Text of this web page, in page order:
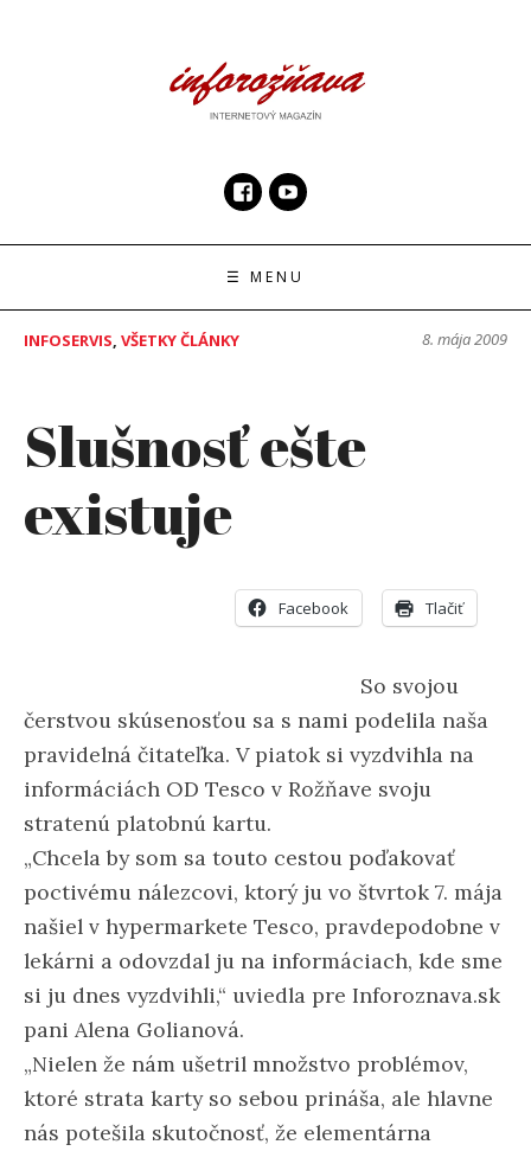
☰ MENU
INFOSERVIS, VŠETKY ČLÁNKY 8. mája 2009
Slušnosť ešte
existuje
Facebook Tlačiť
So svojou
čerstvou skúsenosťou sa s nami podelila naša
pravidelná čitateľka. V piatok si vyzdvihla na
informáciách OD Tesco v Rožňave svoju
stratenú platobnú kartu.
„Chcela by som sa touto cestou poďakovať
poctivému nálezcovi, ktorý ju vo štvrtok 7. mája
našiel v hypermarkete Tesco, pravdepodobne v
lekárni a odovzdal ju na informáciach, kde sme
si ju dnes vyzdvihli,“ uviedla pre Inforoznava.sk
pani Alena Golianová.
„Nielen že nám ušetril množstvo problémov,
ktoré strata karty so sebou prináša, ale hlavne
nás potešila skutočnosť, že elementárna